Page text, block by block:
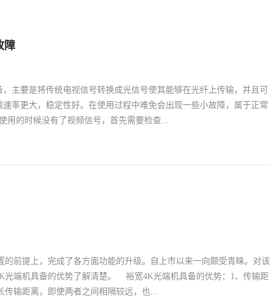
电磁干扰源并且对它进行屏蔽，若是无法自行查找可联系我们售后帮
纤损耗若是过大也有可能会造成电视台光端机播放出现干扰条纹。一
但是用户可以通过排除其它原因，再来确定光纤损耗率或者购置光纤
前的光纤输出值是否在相应的范围内。裕宽光端机在业内广受欢迎。
出现干扰条纹，建议通过重新连接线路、屏蔽电磁干扰源、确定光纤
障
主要是将传统电视信号转换成光信号使其能够在光纤上传输，并且可
率更大，稳定性好。在使用过程中难免会出现一些小故障，属于正常
用的时候没有了视频信号，首先需要检查...
次，检查光端机接收端所对应的通道视频指示灯，看是否能够正常点
通道视频指示灯是否点亮。2、画面出现干扰雪花画面上有干扰雪花出
过度的地方。此外，还要检查一下电视台光端机光口和终端盒法兰盘
否有破损等情况。另外，查看一下光口和尾纤是否过脏，如果是则用
般情况下，裕宽光端机不易出现故障情况，如果在使用的过程中操作
出现异常情况。所以，在使用光端机的时候一定要谨慎小心，如果不
的前提上，完成了各方面功能的升级。自上市以来一向颇受青睐。对该
光端机具备的优势了解清楚。 裕宽4K光端机具备的优势：1、传输距
传输距离，即使两者之间相隔较远，也...